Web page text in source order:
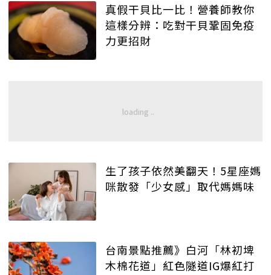
真假干貝比一比！營養師教你
這樣分辨：吃對干貝鞏固免疫
力更招財
生了孩子依然美翻天！5星座媽
咪散發「少女感」取代媽媽味
台南景點推薦》白河「林初埤
木棉花道」紅色隧道IG爆紅打